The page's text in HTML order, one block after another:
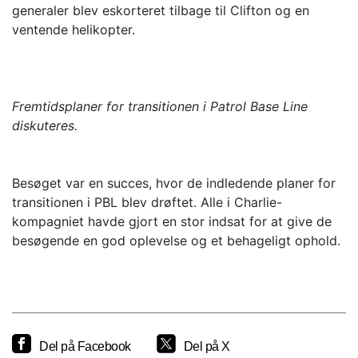
generaler blev eskorteret tilbage til Clifton og en
ventende helikopter.
Fremtidsplaner for transitionen i Patrol Base Line
diskuteres.
Besøget var en succes, hvor de indledende planer for
transitionen i PBL blev drøftet. Alle i Charlie-
kompagniet havde gjort en stor indsat for at give de
besøgende en god oplevelse og et behageligt ophold.
Del på Facebook Del på X